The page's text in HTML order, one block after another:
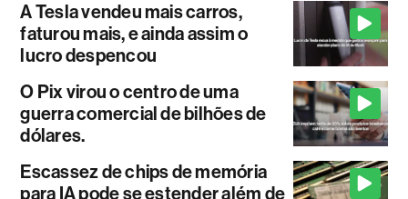
A Tesla vendeu mais carros,
faturou mais, e ainda assim o
lucro despencou
O Pix virou o centro de uma
guerra comercial de bilhões de
dólares.
Escassez de chips de memória
para IA pode se estender além de